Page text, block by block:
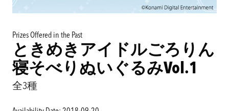
Prizes Offered in the Past
ときめきアイドルごろりん
寝そべりぬいぐるみVol.1
全3種